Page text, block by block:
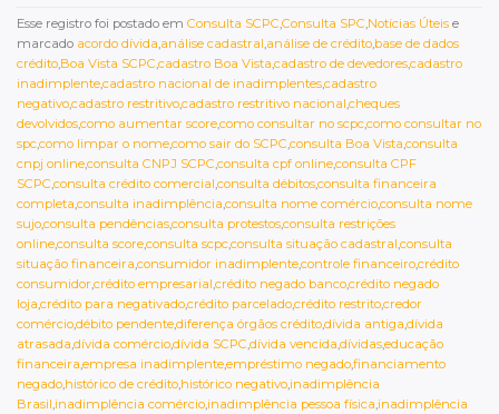
Esse registro foi postado em Consulta SCPC,Consulta SPC,Notícias Úteis e
marcado acordo dívida,análise cadastral,análise de crédito,base de dados
crédito,Boa Vista SCPC,cadastro Boa Vista,cadastro de devedores,cadastro
inadimplente,cadastro nacional de inadimplentes,cadastro
negativo,cadastro restritivo,cadastro restritivo nacional,cheques
devolvidos,como aumentar score,como consultar no scpc,como consultar no
spc,como limpar o nome,como sair do SCPC,consulta Boa Vista,consulta
cnpj online,consulta CNPJ SCPC,consulta cpf online,consulta CPF
SCPC,consulta crédito comercial,consulta débitos,consulta financeira
completa,consulta inadimplência,consulta nome comércio,consulta nome
sujo,consulta pendências,consulta protestos,consulta restrições
online,consulta score,consulta scpc,consulta situação cadastral,consulta
situação financeira,consumidor inadimplente,controle financeiro,crédito
consumidor,crédito empresarial,crédito negado banco,crédito negado
loja,crédito para negativado,crédito parcelado,crédito restrito,credor
comércio,débito pendente,diferença órgãos crédito,dívida antiga,dívida
atrasada,dívida comércio,dívida SCPC,dívida vencida,dívidas,educação
financeira,empresa inadimplente,empréstimo negado,financiamento
negado,histórico de crédito,histórico negativo,inadimplência
Brasil,inadimplência comércio,inadimplência pessoa física,inadimplência